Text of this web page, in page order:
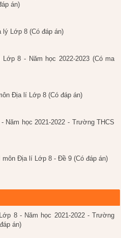
án)
lý Lớp 8 (Có đáp án)
8 - Năm học 2022-2023 (Có ma
Địa lí Lớp 8 (Có đáp án)
học 2021-2022 - Trường THCS
Địa lí Lớp 8 - Đề 9 (Có đáp án)
8 - Năm học 2021-2022 - Trường
án)